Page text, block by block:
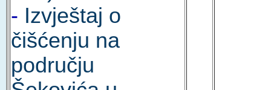
- Izvještaj o
čišćenju na
području